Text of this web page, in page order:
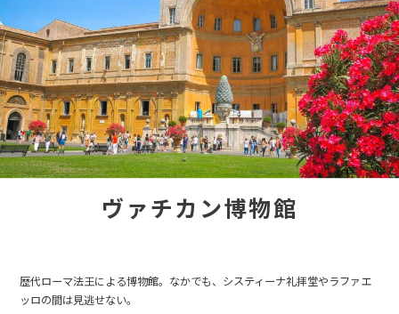
ヴァチカン博物館
歴代ローマ法王による博物館。なかでも、システィーナ礼拝堂やラファエ
ッロの間は見逃せない。